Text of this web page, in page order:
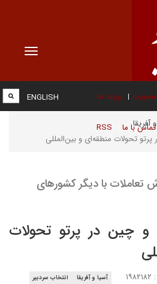
Toggle
عضویت پیوند ها
تماس با ما RSS
ENGLISH
آفریقا
پرتو تحولات منطقه‌ای و بین‌المللی
تعاملات با دیگر کشورهای
و چین در پرتو تحولات
آسیا و آفریقا انتخاب سردبیر